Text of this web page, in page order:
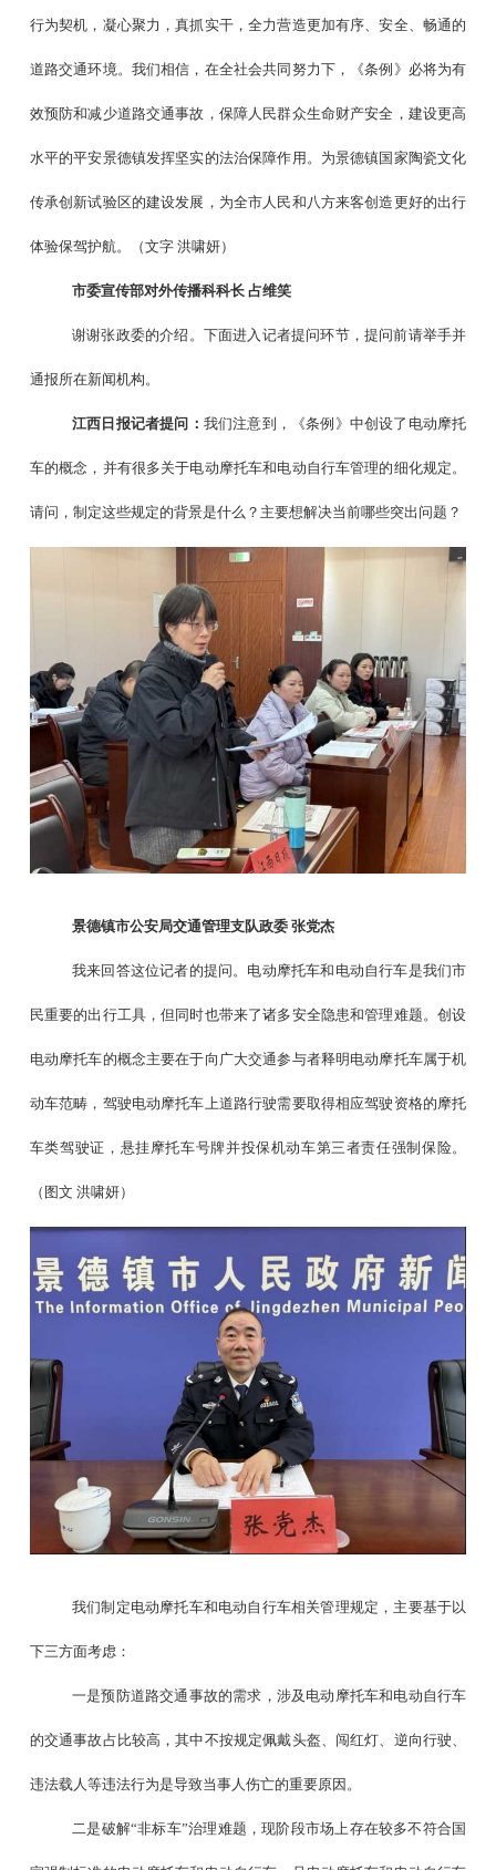
行为契机，凝心聚力，真抓实干，全力营造更加有序、安全、畅通的
道路交通环境。我们相信，在全社会共同努力下，《条例》必将为有
效预防和减少道路交通事故，保障人民群众生命财产安全，建设更高
水平的平安景德镇发挥坚实的法治保障作用。为景德镇国家陶瓷文化
传承创新试验区的建设发展，为全市人民和八方来客创造更好的出行
体验保驾护航。（文字 洪啸妍）
市委宣传部对外传播科科长 占维笑
谢谢张政委的介绍。下面进入记者提问环节，提问前请举手并
通报所在新闻机构。
江西日报记者提问： 我们注意到，《条例》中创设了电动摩托
车的概念，并有很多关于电动摩托车和电动自行车管理的细化规定。
请问，制定这些规定的背景是什么？主要想解决当前哪些突出问题？
景德镇市公安局交通管理支队政委 张党杰
我来回答这位记者的提问。电动摩托车和电动自行车是我们市
民重要的出行工具，但同时也带来了诸多安全隐患和管理难题。创设
电动摩托车的概念主要在于向广大交通参与者释明电动摩托车属于机
动车范畴，驾驶电动摩托车上道路行驶需要取得相应驾驶资格的摩托
车类驾驶证，悬挂摩托车号牌并投保机动车第三者责任强制保险。
（图文 洪啸妍）
我们制定电动摩托车和电动自行车相关管理规定，主要基于以
下三方面考虑：
一是预防道路交通事故的需求，涉及电动摩托车和电动自行车
的交通事故占比较高，其中不按规定佩戴头盔、闯红灯、逆向行驶、
违法载人等违法行为是导致当事人伤亡的重要原因。
二是破解“非标车”治理难题，现阶段市场上存在较多不符合国